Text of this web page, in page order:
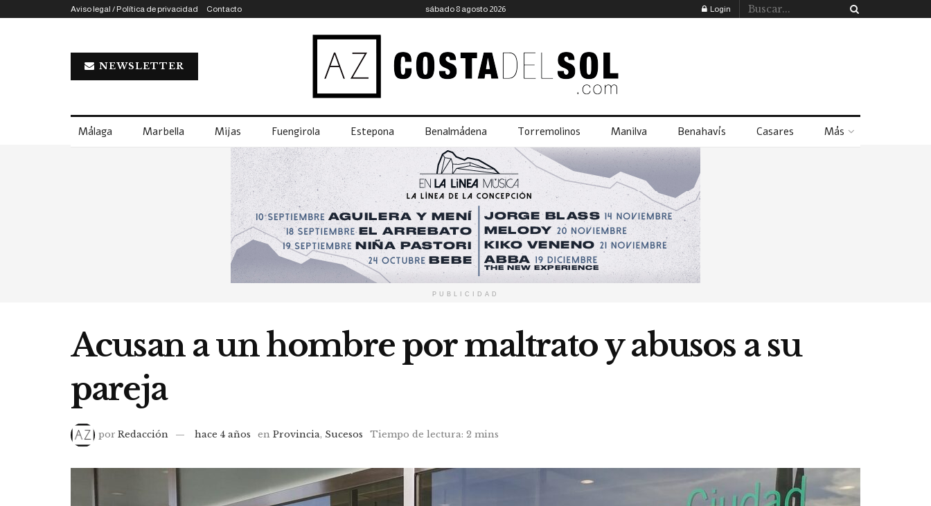
Aviso legal / Política de privacidad Contacto sábado 8 agosto 2026 Login
NEWSLETTER
Málaga Marbella Mijas Fuengirola Estepona Benalmádena Torremolinos Manilva Benahavís Casares Más
PUBLICIDAD
Acusan a un hombre por maltrato y abusos a su
pareja
por Redacción hace 4 años en Provincia, Sucesos Tiempo de lectura: 2 mins